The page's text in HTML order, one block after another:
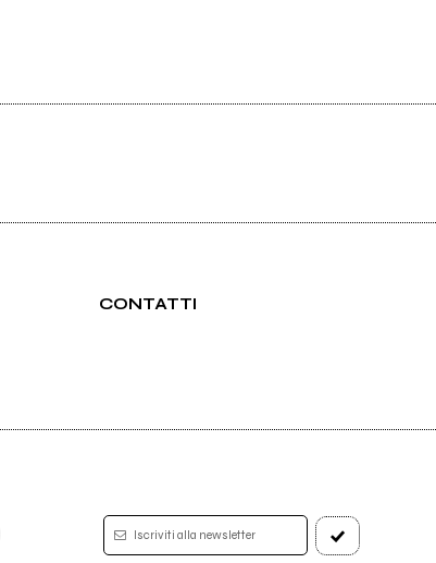
CONTATTI
Iscriviti alla newsletter